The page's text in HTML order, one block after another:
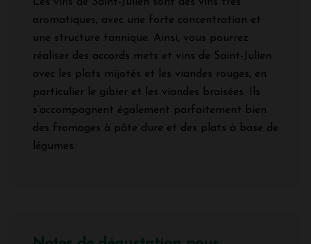
aromatiques, avec une forte concentration et
une structure tannique. Ainsi, vous pourrez
réaliser des accords mets et vins de Saint-Julien
avec les plats mijotés et les viandes rouges, en
particulier le gibier et les viandes braisées. Ils
s’accompagnent également parfaitement bien
des fromages à pâte dure et des plats à base de
légumes.